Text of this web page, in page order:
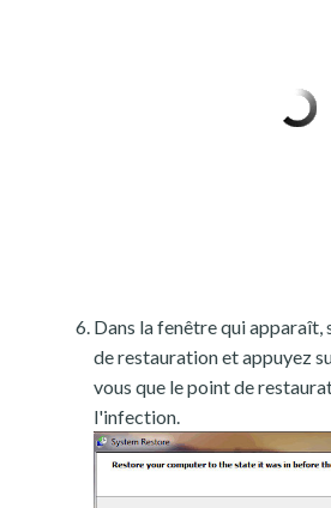
Dans la fenêtre qui apparaît,
de restauration et appuyez
vous que le point de
l'infection.